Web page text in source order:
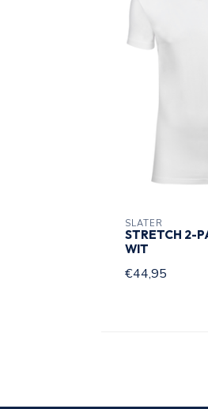
SLATER
STRETCH 2-
WIT
€44,95